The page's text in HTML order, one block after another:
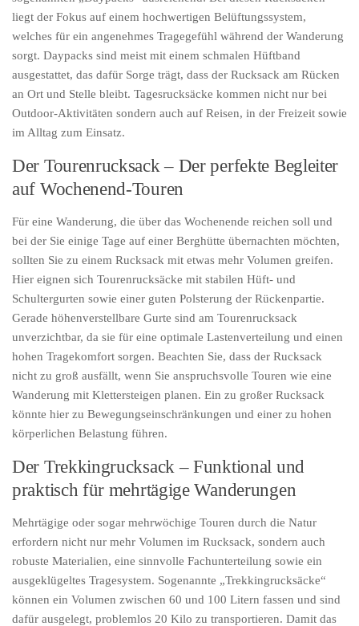
liegt der Fokus auf einem hochwertigen Belüftungssystem,
welches für ein angenehmes Tragegefühl während der Wanderung
sorgt. Daypacks sind meist mit einem schmalen Hüftband
ausgestattet, das dafür Sorge trägt, dass der Rucksack am Rücken
an Ort und Stelle bleibt. Tagesrucksäcke kommen nicht nur bei
Outdoor-Aktivitäten sondern auch auf Reisen, in der Freizeit sowie
im Alltag zum Einsatz.
Der Tourenrucksack – Der perfekte Begleiter
auf Wochenend-Touren
Für eine Wanderung, die über das Wochenende reichen soll und
bei der Sie einige Tage auf einer Berghütte übernachten möchten,
sollten Sie zu einem Rucksack mit etwas mehr Volumen greifen.
Hier eignen sich Tourenrucksäcke mit stabilen Hüft- und
Schultergurten sowie einer guten Polsterung der Rückenpartie.
Gerade höhenverstellbare Gurte sind am Tourenrucksack
unverzichtbar, da sie für eine optimale Lastenverteilung und einen
hohen Tragekomfort sorgen. Beachten Sie, dass der Rucksack
nicht zu groß ausfällt, wenn Sie anspruchsvolle Touren wie eine
Wanderung mit Klettersteigen planen. Ein zu großer Rucksack
könnte hier zu Bewegungseinschränkungen und einer zu hohen
körperlichen Belastung führen.
Der Trekkingrucksack – Funktional und
praktisch für mehrtägige Wanderungen
Mehrtägige oder sogar mehrwöchige Touren durch die Natur
erfordern nicht nur mehr Volumen im Rucksack, sondern auch
robuste Materialien, eine sinnvolle Fachunterteilung sowie ein
ausgeklügeltes Tragesystem. Sogenannte „Trekkingrucksäcke“
können ein Volumen zwischen 60 und 100 Litern fassen und sind
dafür ausgelegt, problemlos 20 Kilo zu transportieren. Damit das